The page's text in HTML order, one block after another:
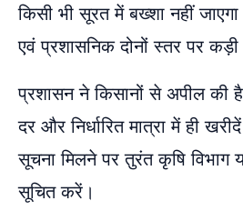
किसी भी सूरत में बख्शा नहीं
एवं प्रशासनिक दोनों स्तर पर कड़ी
प्रशासन ने किसानों से अपील की है
दर और निर्धारित मात्रा में ही
सूचना मिलने पर तुरंत कृषि विभाग
सूचित करें।